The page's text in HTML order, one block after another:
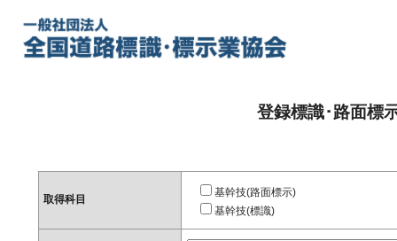
登録標識･路面標
取得科目
基幹技(路面標示)
基幹技(標識)